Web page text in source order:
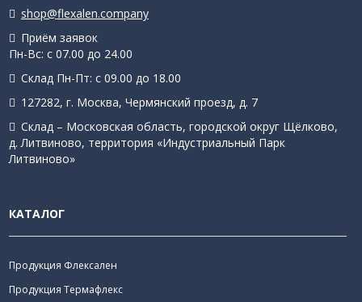
shop@flexalen.company
Приём заявок
Пн-Вс: с 07.00 до 24.00
Склад Пн-Пт: с 09.00 до 18.00
127282, г. Москва, Чермянский проезд, д. 7
Склад – Московская область, городской округ Щёлково,
д. Литвиново, территория «Индустриальный Парк
Литвиново»
КАТАЛОГ
Продукция Флексален
Продукция Термафлекс